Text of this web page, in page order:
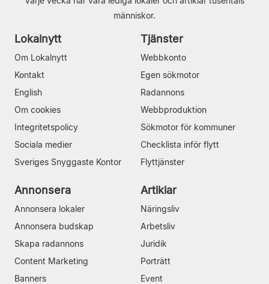
människor.
Lokalnytt
Om Lokalnytt
Kontakt
English
Om cookies
Integritetspolicy
Sociala medier
Sveriges Snyggaste Kontor
Tjänster
Webbkonto
Egen sökmotor
Radannons
Webbproduktion
Sökmotor för kommuner
Checklista inför flytt
Flyttjänster
Annonsera
Annonsera lokaler
Annonsera budskap
Skapa radannons
Content Marketing
Banners
Artiklar
Näringsliv
Arbetsliv
Juridik
Porträtt
Event